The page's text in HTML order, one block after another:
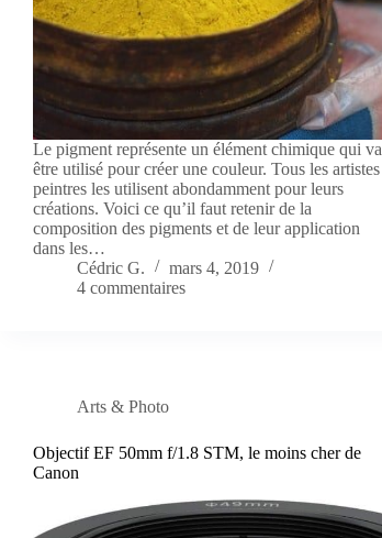
Le pigment représente un élément chimique qui va
être utilisé pour créer une couleur. Tous les artistes
peintres les utilisent abondamment pour leurs
créations. Voici ce qu’il faut retenir de la
composition des pigments et de leur application
dans les…
Cédric G.
mars 4, 2019
4 commentaires
Arts & Photo
Objectif EF 50mm f/1.8 STM, le moins cher de
Canon